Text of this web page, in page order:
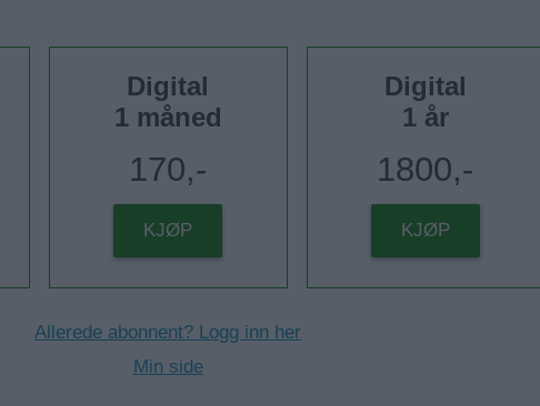
Digital
1 måned
170,-
KJØP
Digital
1 år
1800,-
KJØP
Allerede abonnent? Logg inn her
Min side